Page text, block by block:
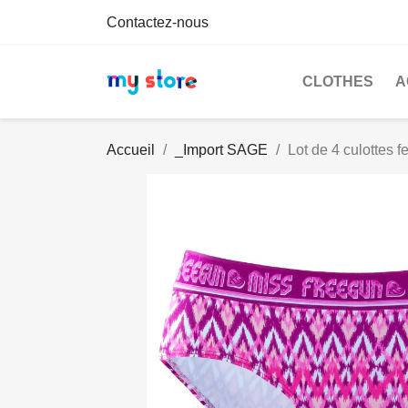
Contactez-nous
CLOTHES
Accueil _Import SAGE Lot de 4 culottes